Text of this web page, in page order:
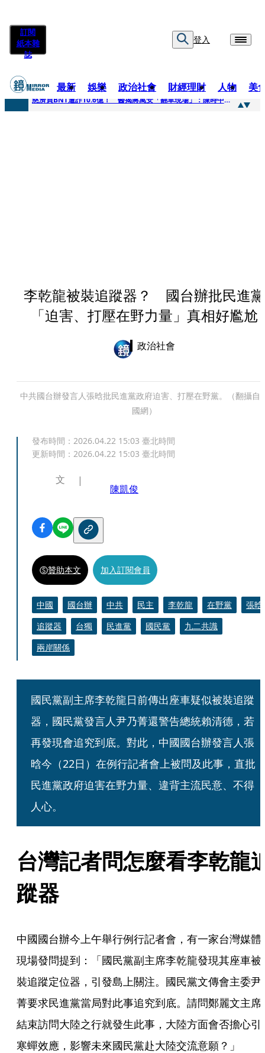
訂閱
紙本雜
誌
登入
最新 娛樂 政治社會 財經理財 人物 美
快訊
慈濟買BNT遭詐10.6億！ 醫揭蔣萬安「翻車現場」：陳時中當年是阻止被騙
李乾龍被裝追蹤器？ 國台辦批民進黨
「迫害、打壓在野力量」真相好尷尬
政治社會
中共國台辦發言人張晗批民進黨政府迫害、打壓在野黨。（翻攝自
國網）
發布時間： 2026.04.22 15:03 臺北時間
更新時間： 2026.04.22 15:03 臺北時間
文
陳凱俊
贊助本文 加入訂閱會員
中國 國台辦 中共 民主 李乾龍 在野黨
張晗
追蹤器
台獨 民進黨 國民黨
九二共識
兩岸關係
國民黨副主席李乾龍日前傳出座車疑似被裝追蹤
器，國民黨發言人尹乃菁還警告總統賴清德，若
再發現會追究到底。對此，中國國台辦發言人張
晗今（22日）在例行記者會上被問及此事，直批
民進黨政府迫害在野力量、違背主流民意、不得
人心。
台灣記者問怎麼看李乾龍
蹤器
中國國台辦今上午舉行例行記者會，有一家台灣媒體
現場發問提到：「國民黨副主席李乾龍發現其座車被
裝追蹤定位器，引發島上關注。國民黨文傳會主委尹
菁要求民進黨當局對此事追究到底。請問鄭麗文主席
結束訪問大陸之行就發生此事，大陸方面會否擔心引
寒蟬效應，影響未來國民黨赴大陸交流意願？」